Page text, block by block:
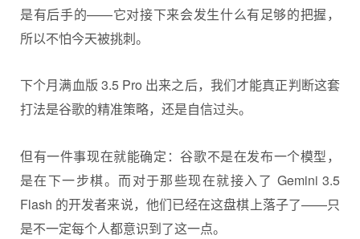
是有后手的——它对接下来会发生什么有足够的把握，
所以不怕今天被挑刺。
下个月满血版 3.5 Pro 出来之后，我们才能真正判断这套
打法是谷歌的精准策略，还是自信过头。
但有一件事现在就能确定：谷歌不是在发布一个模型，
是在下一步棋。而对于那些现在就接入了 Gemini 3.5
Flash 的开发者来说，他们已经在这盘棋上落子了——只
是不一定每个人都意识到了这一点。